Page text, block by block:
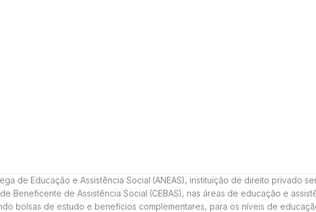
de Educação e Assistência Social (ANEAS), instituição de direito privado
Beneficente de Assistência Social (CEBAS), nas áreas de educação e
bolsas de estudo e benefícios complementares, para os níveis de